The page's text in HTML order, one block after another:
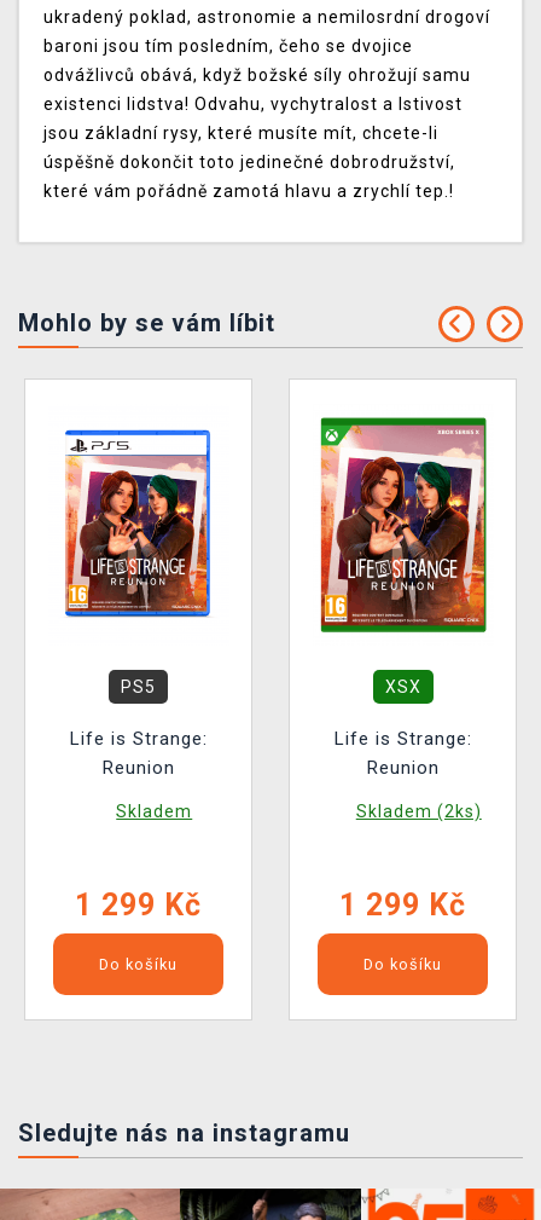
ukradený poklad, astronomie a nemilosrdní drogoví
baroni jsou tím posledním, čeho se dvojice
odvážlivců obává, když božské síly ohrožují samu
existenci lidstva! Odvahu, vychytralost a lstivost
jsou základní rysy, které musíte mít, chcete-li
úspěšně dokončit toto jedinečné dobrodružství,
které vám pořádně zamotá hlavu a zrychlí tep.!
Mohlo by se vám líbit
PS5
Life is Strange:
Reunion
Skladem
1 299 Kč
Do košíku
XSX
Life is Strange:
Reunion
Skladem (2ks)
1 299 Kč
Do košíku
Sledujte nás na instagramu